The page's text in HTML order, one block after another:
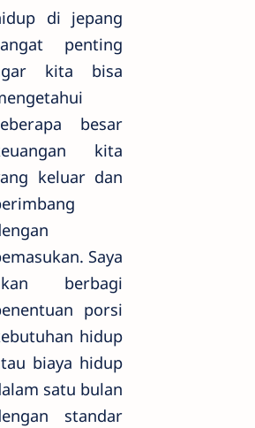
di jepang
penting
kita bisa
besar
kita
keluar dan
Saya
berbagi
porsi
hidup
biaya hidup
satu bulan
standar